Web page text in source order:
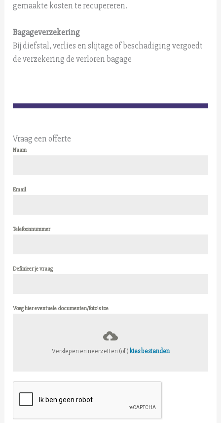
gemaakte kosten te recupereren.
Bagageverzekering
Bij diefstal, verlies en slijtage of beschadiging vergoedt
de verzekering de verloren bagage
Vraag een offerte
Naam
Email
Telefoonnummer
Definieer je vraag
Voeg hier eventuele documenten/foto's toe
Verslepen en neerzetten (of)kies bestanden